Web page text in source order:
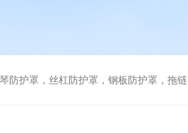
防护罩，丝杠防护罩，钢板防护罩，拖链